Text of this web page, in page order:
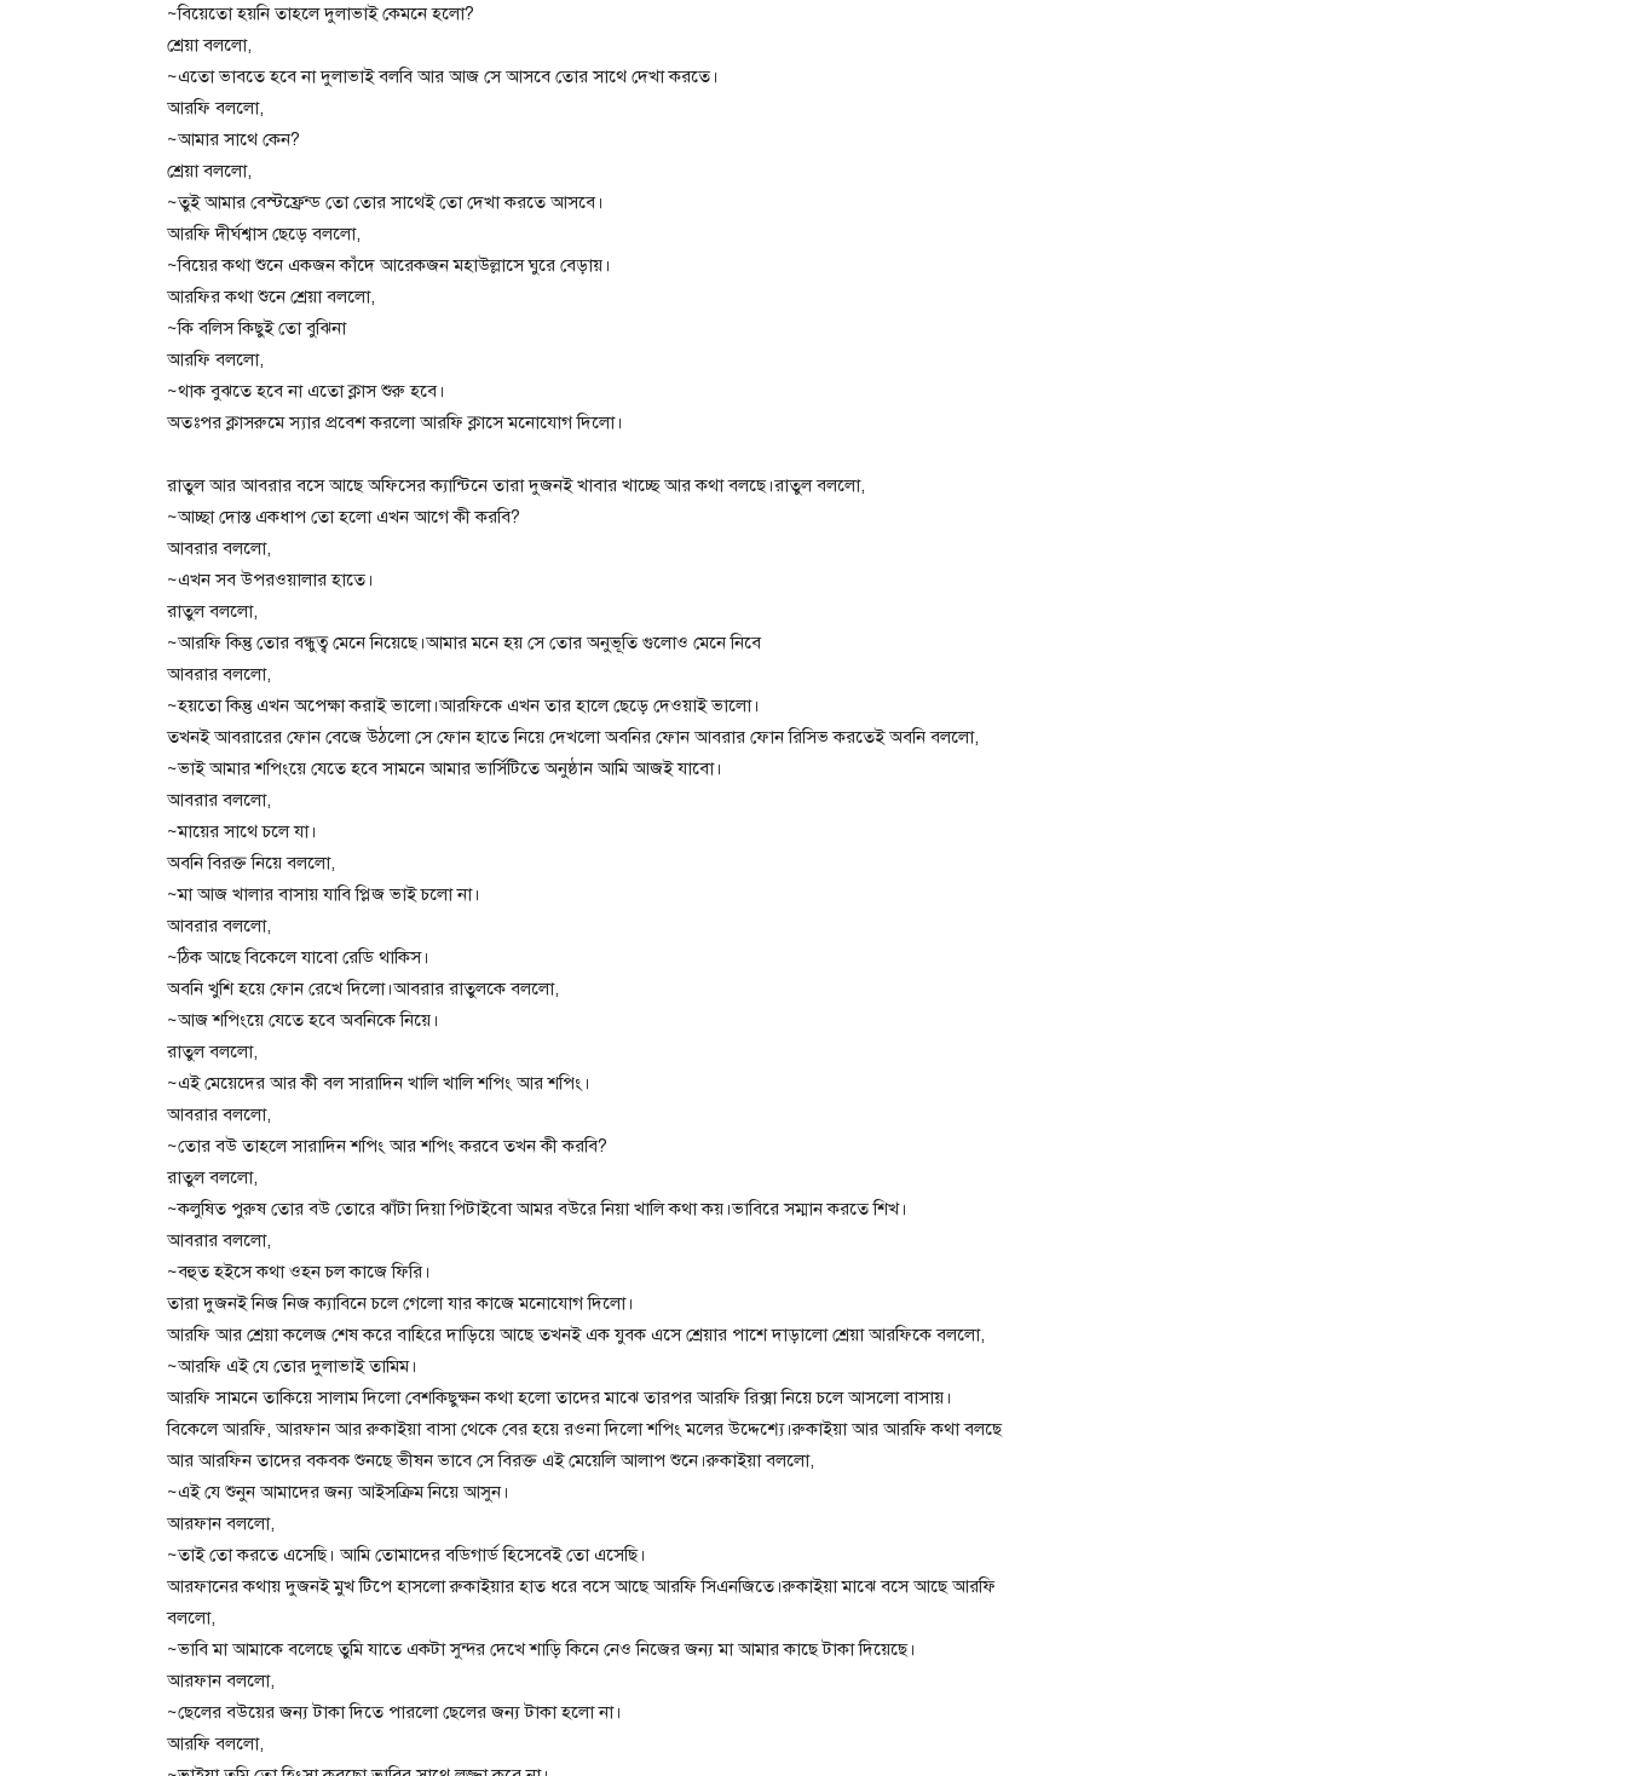
~বিয়েতো হয়নি তাহলে দুলাভাই কেমনে হলো?
শ্রেয়া বললো,
~এতো ভাবতে হবে না দুলাভাই বলবি আর আজ সে আসবে তোর সাথে দেখা করতে।
আরফি বললো,
~আমার সাথে কেন?
শ্রেয়া বললো,
~তুই আমার বেস্টফ্রেন্ড তো তোর সাথেই তো দেখা করতে আসবে।
আরফি দীর্ঘশ্বাস ছেড়ে বললো,
~বিয়ের কথা শুনে একজন কাঁদে আরেকজন মহাউল্লাসে ঘুরে বেড়ায়।
আরফির কথা শুনে শ্রেয়া বললো,
~কি বলিস কিছুই তো বুঝিনা
আরফি বললো,
~থাক বুঝতে হবে না এতো ক্লাস শুরু হবে।
অতঃপর ক্লাসরুমে স্যার প্রবেশ করলো আরফি ক্লাসে মনোযোগ দিলো।
রাতুল আর আবরার বসে আছে অফিসের ক্যান্টিনে তারা দুজনই খাবার খাচ্ছে আর কথা বলছে।রাতুল বললো,
~আচ্ছা দোস্ত একধাপ তো হলো এখন আগে কী করবি?
আবরার বললো,
~এখন সব উপরওয়ালার হাতে।
রাতুল বললো,
~আরফি কিন্তু তোর বন্ধুত্ব মেনে নিয়েছে।আমার মনে হয় সে তোর অনুভূতি গুলোও মেনে নিবে
আবরার বললো,
~হয়তো কিন্তু এখন অপেক্ষা করাই ভালো।আরফিকে এখন তার হালে ছেড়ে দেওয়াই ভালো।
তখনই আবরারের ফোন বেজে উঠলো সে ফোন হাতে নিয়ে দেখলো অবনির ফোন আবরার ফোন রিসিভ করতেই অবনি বললো,
~ভাই আমার শপিংয়ে যেতে হবে সামনে আমার ভার্সিটিতে অনুষ্ঠান আমি আজই যাবো।
আবরার বললো,
~মায়ের সাথে চলে যা।
অবনি বিরক্ত নিয়ে বললো,
~মা আজ খালার বাসায় যাবি প্লিজ ভাই চলো না।
আবরার বললো,
~ঠিক আছে বিকেলে যাবো রেডি থাকিস।
অবনি খুশি হয়ে ফোন রেখে দিলো।আবরার রাতুলকে বললো,
~আজ শপিংয়ে যেতে হবে অবনিকে নিয়ে।
রাতুল বললো,
~এই মেয়েদের আর কী বল সারাদিন খালি খালি শপিং আর শপিং।
আবরার বললো,
~তোর বউ তাহলে সারাদিন শপিং আর শপিং করবে তখন কী করবি?
রাতুল বললো,
~কলুষিত পুরুষ তোর বউ তোরে ঝাঁটা দিয়া পিটাইবো আমর বউরে নিয়া খালি কথা কয়।ভাবিরে সম্মান করতে শিখ।
আবরার বললো,
~বহুত হইসে কথা ওহন চল কাজে ফিরি।
তারা দুজনই নিজ নিজ ক্যাবিনে চলে গেলো যার কাজে মনোযোগ দিলো।
আরফি আর শ্রেয়া কলেজ শেষ করে বাহিরে দাড়িয়ে আছে তখনই এক যুবক এসে শ্রেয়ার পাশে দাড়ালো শ্রেয়া আরফিকে বললো,
~আরফি এই যে তোর দুলাভাই তামিম।
আরফি সামনে তাকিয়ে সালাম দিলো বেশকিছুক্ষন কথা হলো তাদের মাঝে তারপর আরফি রিক্সা নিয়ে চলে আসলো বাসায়।
বিকেলে আরফি, আরফান আর রুকাইয়া বাসা থেকে বের হয়ে রওনা দিলো শপিং মলের উদ্দেশ্যে।রুকাইয়া আর আরফি কথা বলছে
আর আরফিন তাদের বকবক শুনছে ভীষন ভাবে সে বিরক্ত এই মেয়েলি আলাপ শুনে।রুকাইয়া বললো,
~এই যে শুনুন আমাদের জন্য আইসক্রিম নিয়ে আসুন।
আরফান বললো,
~তাই তো করতে এসেছি। আমি তোমাদের বডিগার্ড হিসেবেই তো এসেছি।
আরফানের কথায় দুজনই মুখ টিপে হাসলো রুকাইয়ার হাত ধরে বসে আছে আরফি সিএনজিতে।রুকাইয়া মাঝে বসে আছে আরফি
বললো,
~ভাবি মা আমাকে বলেছে তুমি যাতে একটা সুন্দর দেখে শাড়ি কিনে নেও নিজের জন্য মা আমার কাছে টাকা দিয়েছে।
আরফান বললো,
~ছেলের বউয়ের জন্য টাকা দিতে পারলো ছেলের জন্য টাকা হলো না।
আরফি বললো,